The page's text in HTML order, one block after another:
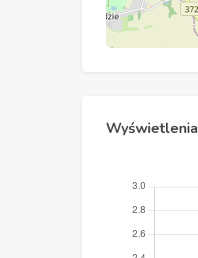
Wyświetlenia